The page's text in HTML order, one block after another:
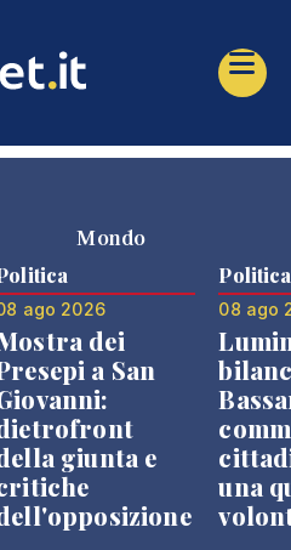
Mondo
ago 2026
dei
a San
giunta e
Politica
08 ago
una